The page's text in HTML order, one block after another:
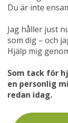
Du är inte
Jag håller just
som dig – och
Hjälp mig
Som tack för
en personlig
redan idag.